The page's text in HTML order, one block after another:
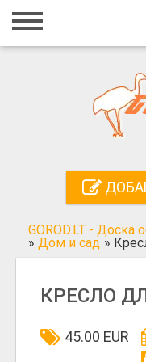
Главная
Регистрация
Поиск
GOROD.LT - Доска
» Дом и сад »
КРЕСЛО
45.00 EUR